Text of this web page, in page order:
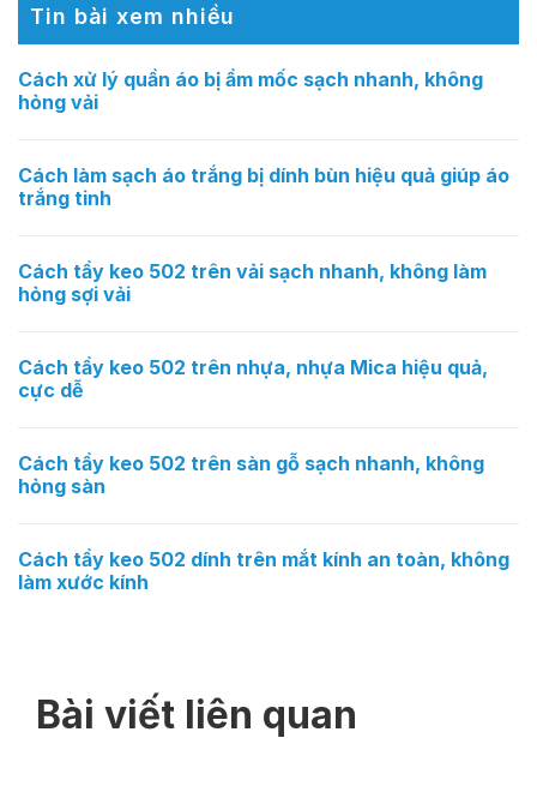
Tin bài xem nhiều
Cách xử lý quần áo bị ẩm mốc sạch nhanh, không
hỏng vải
Cách làm sạch áo trắng bị dính bùn hiệu quả giúp áo
trắng tinh
Cách tẩy keo 502 trên vải sạch nhanh, không làm
hỏng sợi vải
Cách tẩy keo 502 trên nhựa, nhựa Mica hiệu quả,
cực dễ
Cách tẩy keo 502 trên sàn gỗ sạch nhanh, không
hỏng sàn
Cách tẩy keo 502 dính trên mắt kính an toàn, không
làm xước kính
Bài viết liên quan